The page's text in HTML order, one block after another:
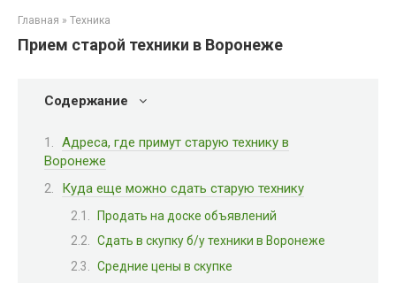
Главная » Техника
Прием старой техники в Воронеже
Содержание
Адреса, где примут старую технику в
Воронеже
Куда еще можно сдать старую технику
Продать на доске объявлений
Сдать в скупку б/у техники в Воронеже
Средние цены в скупке